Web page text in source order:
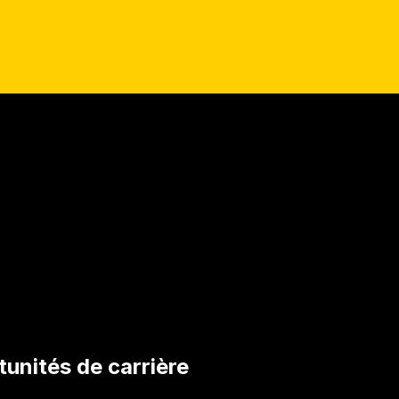
de carrière